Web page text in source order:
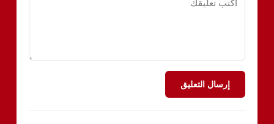
إرسال التعليق